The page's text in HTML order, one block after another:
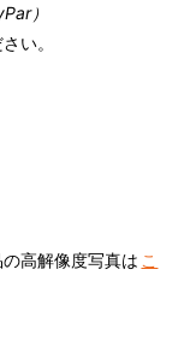
）
い。
高解像度写真は こ